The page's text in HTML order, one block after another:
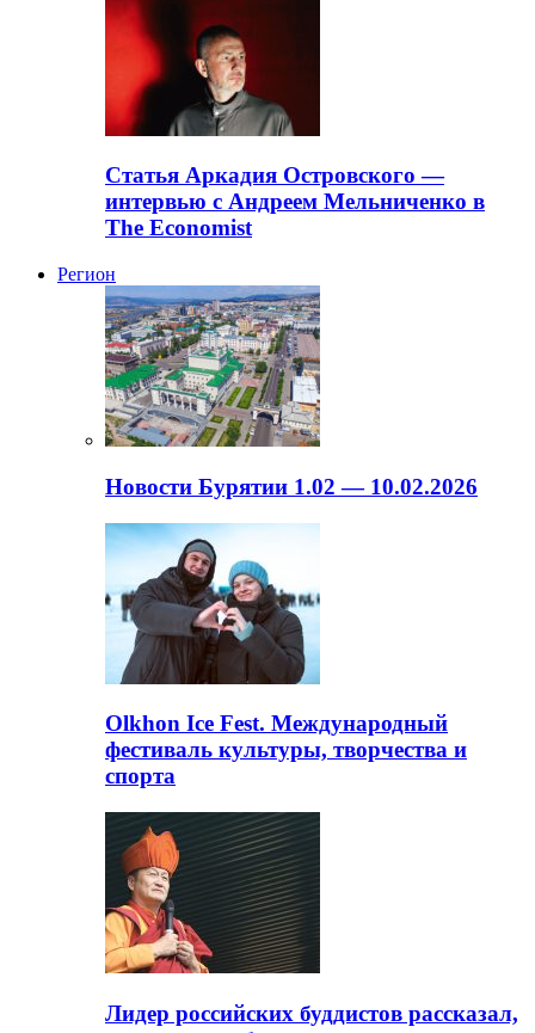
Статья Аркадия Островского —
интервью с Андреем Мельниченко в
The Economist
Регион
Новости Бурятии 1.02 — 10.02.2026
Olkhon Ice Fest. Международный
фестиваль культуры, творчества и
спорта
Лидер российских буддистов рассказал,